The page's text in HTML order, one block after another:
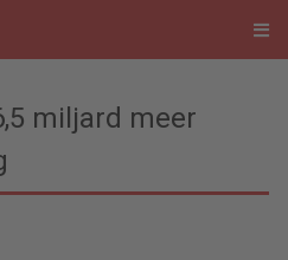
miljard meer